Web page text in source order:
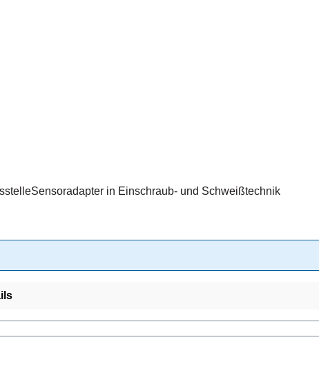
in Einschraub- und Schweißtechnik